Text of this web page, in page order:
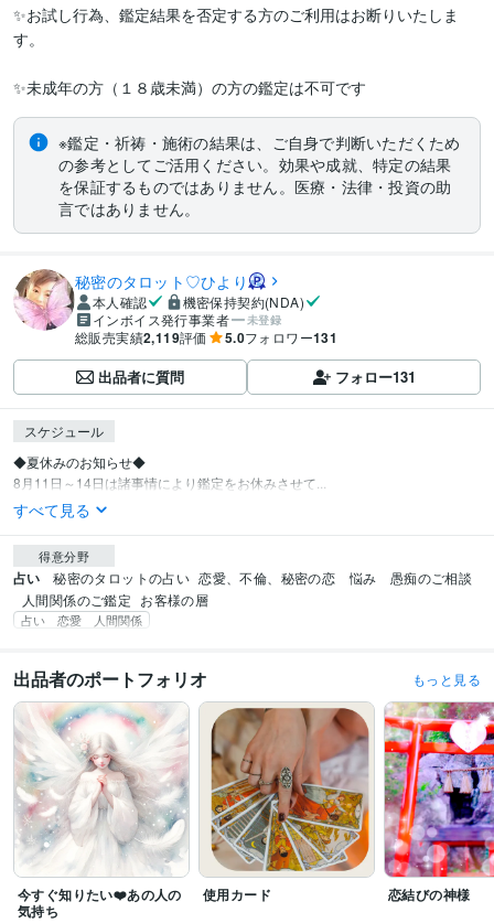
✨お試し行為、鑑定結果を否定する方のご利用はお断りいたしま
す。
※鑑定・祈祷・施術の結果は、ご自身で判断いただくため
の参考としてご活用ください。効果や成就、特定の結果
を保証するものではありません。医療・法律・投資の助
言ではありません。
秘密のタロット♡ひより
本人確認
機密保持契約(NDA)
インボイス発行事業者
未登録
総販売実績2,119評価 5.0フォロワー131
出品者に質問 フォロー131
スケジュール
◆夏休みのお知らせ◆
8月11日～14日は諸事情により鑑定をお休みさせて...
すべて見る
得意分野
占い 秘密のタロットの占い 恋愛、不倫、秘密の恋　悩み　愚痴のご相談
人間関係のご鑑定 お客様の層
占い 恋愛 人間関係
出品者のポートフォリオ もっと見る
今すぐ知りたい❤️あの人の
気持ち
使用カード 恋結びの神様